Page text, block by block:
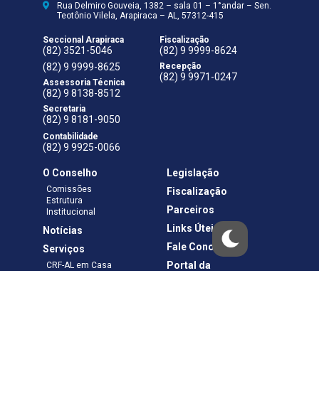
Rua Delmiro Gouveia, 1382 – sala 01 – 1°andar – Sen.
Teotônio Vilela, Arapiraca – AL, 57312-415
Seccional Arapiraca
(82) 3521-5046
(82) 9 9999-8625
Assessoria Técnica
(82) 9 8138-8512
Secretaria
(82) 9 8181-9050
Contabilidade
(82) 9 9925-0066
Fiscalização
(82) 9 9999-8624
Recepção
(82) 9 9971-0247
O Conselho
Comissões
Estrutura
Institucional
Notícias
Serviços
CRF-AL em Casa
Legislação
Fiscalização
Parceiros
Links Úteis
Fale Conosco
Portal da